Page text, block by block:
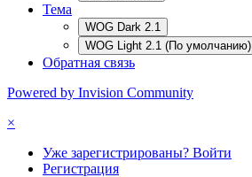
Тема
WOG Dark 2.1
WOG Light 2.1 (По умолчанию)
Обратная связь
Powered by Invision Community
×
Уже зарегистрированы? Войти
Регистрация